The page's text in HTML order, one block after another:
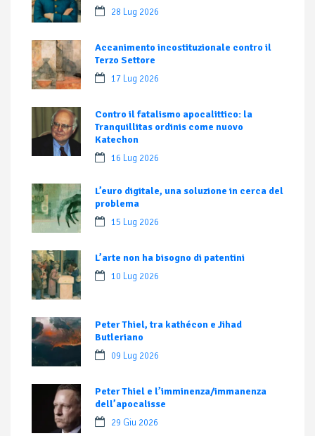
28 Lug 2026
Accanimento incostituzionale contro il
Terzo Settore
17 Lug 2026
Contro il fatalismo apocalittico: la
Tranquillitas ordinis come nuovo
Katechon
16 Lug 2026
L’euro digitale, una soluzione in cerca del
problema
15 Lug 2026
L’arte non ha bisogno di patentini
10 Lug 2026
Peter Thiel, tra kathécon e Jihad
Butleriano
09 Lug 2026
Peter Thiel e l’imminenza/immanenza
dell’apocalisse
29 Giu 2026